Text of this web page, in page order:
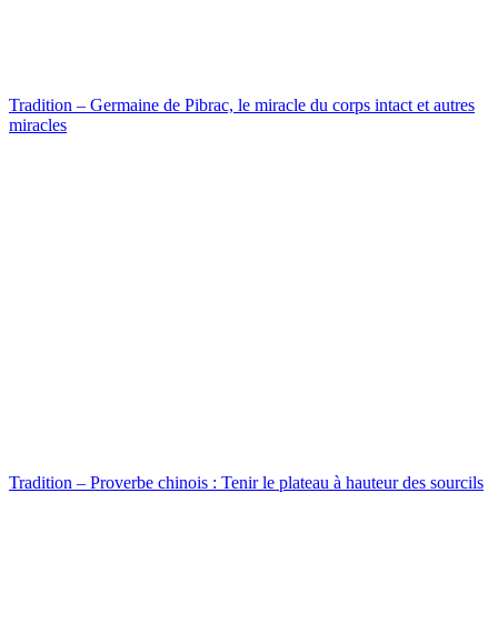
Tradition – Germaine de Pibrac, le miracle du corps intact et autres
miracles
Tradition – Proverbe chinois : Tenir le plateau à hauteur des sourcils